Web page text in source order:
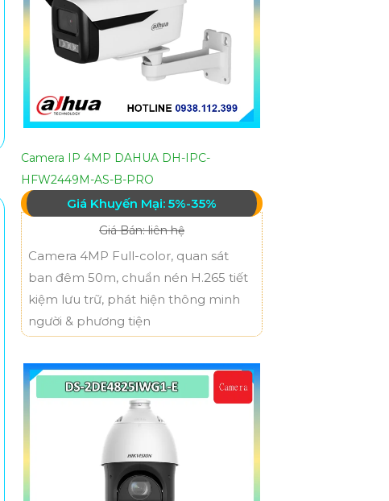
Camera IP 4MP DAHUA DH-IPC-
HFW2449M-AS-B-PRO
Giá Khuyến Mại: 5%-35%
Giá Bán: liên hệ
Camera 4MP Full-color, quan sát
ban đêm 50m, chuẩn nén H.265 tiết
kiệm lưu trữ, phát hiện thông minh
người & phương tiện